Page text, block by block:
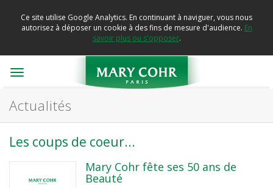
Ce site utilise Google Analytics. En continuant à naviguer, vous nous
autorisez à déposer un cookie à des fins de mesure d'audience. En
savoir plus ou s'opposer.
Toggle
Actualités
Les coups de coeur...
Mary Cohr fête ses 50 ans de
Beauté